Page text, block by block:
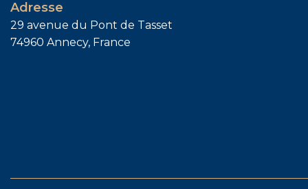
Adresse
29 avenue du Pont de Tasset
74960 Annecy, France